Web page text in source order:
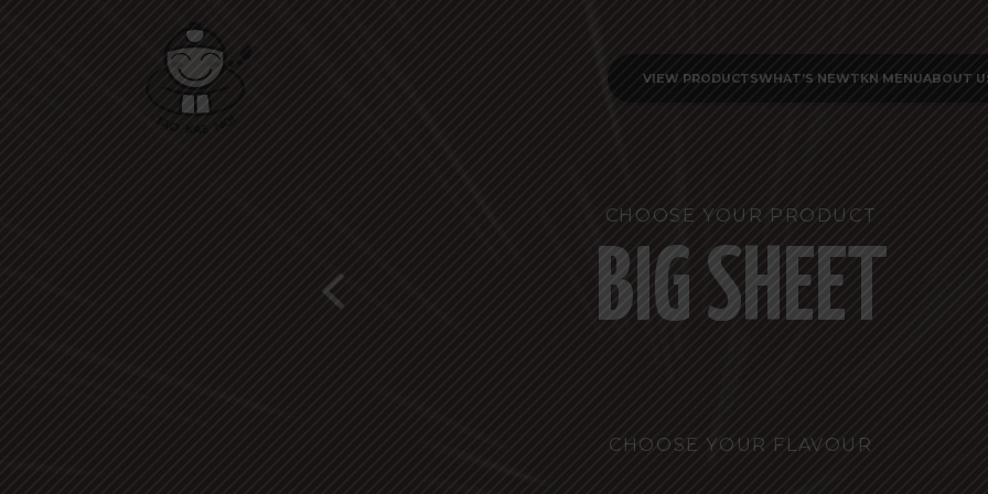
VIEW PRODUCTSWHAT’S NEWTKN MENU ABOUT
CHOOSE YOUR PRODUCT
BIG SHEET
CHOOSE YOUR FLAVOUR